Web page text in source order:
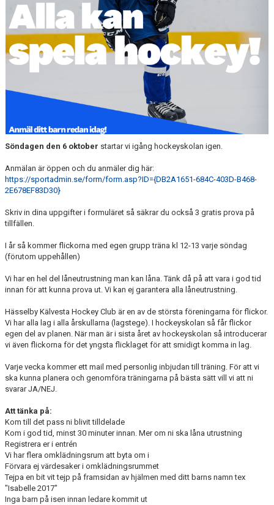
Söndagen den 6 oktober startar vi igång hockeyskolan igen.
Anmälan är öppen och du anmäler dig här:
https://sportadmin.se/form/form.asp?ID={DB2A1651-684C-403D-B468-
2E678EF83D30}
Skriv in dina uppgifter i formuläret så säkrar du också 3 gratis prova på
tillfällen.
I år så kommer flickorna med egen grupp träna kl 12-13 varje söndag
(förutom uppehållen)
Vi har en hel del låneutrustning man kan låna. Tänk då på att vara i god tid
innan för att kunna prova ut. Vi kan ej garantera alla låneutrustning.
Hässelby Kälvesta Hockey Club är en av de största föreningarna för flickor.
Vi har alla lag i alla årskullarna (lagstege). I hockeyskolan så får flickor
egen del av planen. När man är i sista året av hockeyskolan så introducerar
vi även flickorna för det yngsta flicklaget för att smidigt komma in lag.
Varje vecka kommer ett mail med personlig inbjudan till träning. För att vi
ska kunna planera och genomföra träningarna på bästa sätt vill vi att ni
svarar JA/NEJ.
Att tänka på:
Kom till det pass ni blivit tilldelade
Kom i god tid, minst 30 minuter innan. Mer om ni ska låna utrustning
Registrera er i entrén
Vi har flera omklädningsrum att byta om i
Förvara ej värdesaker i omklädningsrummet
Tejpa en bit vit tejp på framsidan av hjälmen med ditt barns namn tex
"Isabelle 2017"
Inga barn på isen innan ledare kommit ut